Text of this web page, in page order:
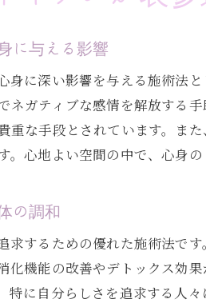
潜在意識を導く
表参道のチネ
チネイザンに
表参道でのチ
潜在意識を開
に与える影響
身に深い影響を与える施術法
ネガティブな感情を解放する
重な手段とされています。ま
。心地よい空間の中で、心身
の調和
求するための優れた施術法で
化機能の改善やデトックス効
特に自分らしさを追求する人